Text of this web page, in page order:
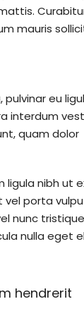
mauris
eu
interdum
quam dolor
nibh ut
vel porta
nunc
nulla eget
hendrerit